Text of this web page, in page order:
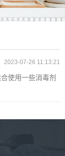
2023-07-26 11:13:21
使用一些消毒剂